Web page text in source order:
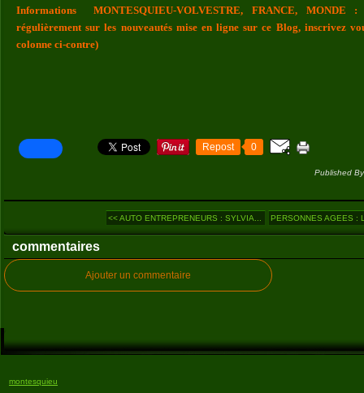
Informations MONTESQUIEU-VOLVESTRE, FRANCE, MONDE
régulièrement sur les nouveautés mise en ligne sur ce Blog, inscrivez
colonne ci-contre)
Repost 0
Published
<< AUTO ENTREPRENEURS : SYLVIA... PERSONNES AGEES :
commentaires
Ajouter un commentaire
montesquieu